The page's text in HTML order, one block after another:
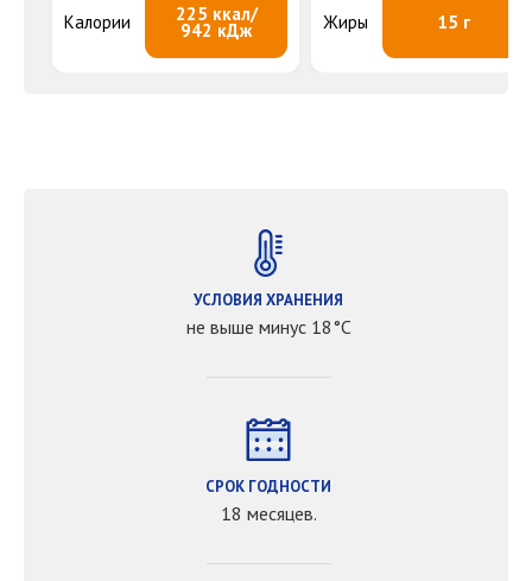
Калории 225 ккал/
942 кДж Жиры 15 г
УСЛОВИЯ ХРАНЕНИЯ
не выше минус 18°С
СРОК ГОДНОСТИ
18 месяцев.